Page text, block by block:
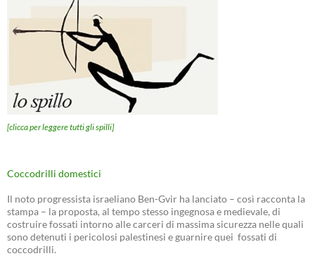
[clicca per leggere tutti gli spilli]
Coccodrilli domestici
Il noto progressista israeliano Ben-Gvir ha lanciato – così racconta la
stampa – la proposta, al tempo stesso ingegnosa e medievale, di
costruire fossati intorno alle carceri di massima sicurezza nelle quali
sono detenuti i pericolosi palestinesi e guarnire quei fossati di
coccodrilli.